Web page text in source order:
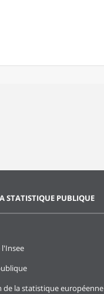
STATISTIQUE PUBLIQUE
l'Insee
de la statistique européenne